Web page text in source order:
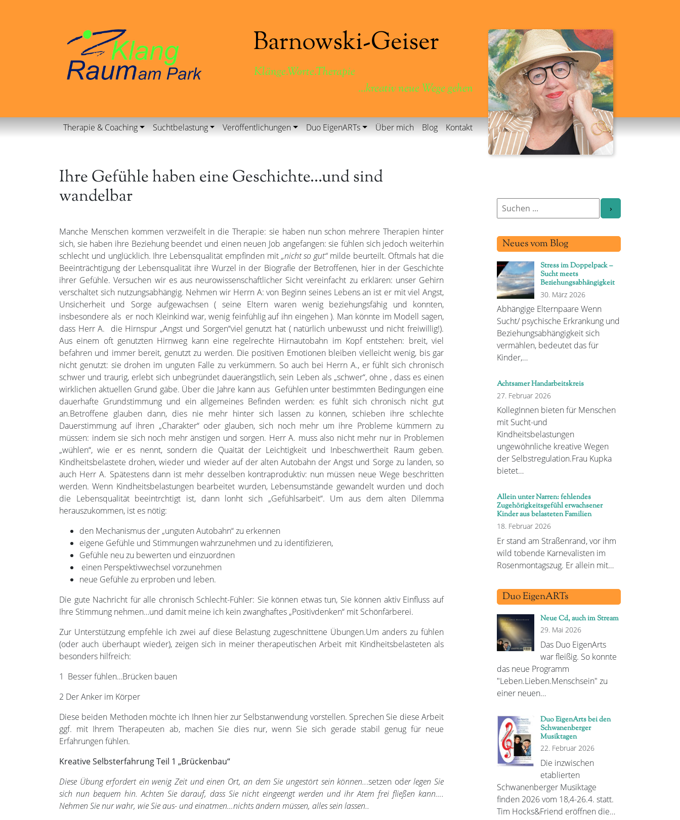
Klänge.Worte.Therapie
...kreativ neue Wege gehen
Therapie & Coaching Suchtbelastung Veröffentlichungen Duo EigenARTs Über mich Blog Kontakt
Ihre Gefühle haben eine Geschichte…und sind
wandelbar
Manche Menschen kommen verzweifelt in die Therapie: sie haben nun schon mehrere Therapien hinter
sich, sie haben ihre Beziehung beendet und einen neuen Job angefangen: sie fühlen sich jedoch weiterhin
schlecht und unglücklich. Ihre Lebensqualität empfinden mit „nicht so gut“milde beurteilt. Oftmals hat die
Beeinträchtigung der Lebensqualität ihre Wurzel in der Biografie der Betroffenen, hier in der Geschichte
ihrer Gefühle. Versuchen wir es aus neurowissenschaftlicher Sicht vereinfacht zu erklären: unser Gehirn
verschaltet sich nutzungsabhängig. Nehmen wir Herrn A: von Beginn seines Lebens an ist er mit viel Angst,
Unsicherheit und Sorge aufgewachsen ( seine Eltern waren wenig beziehungsfähig und konnten,
insbesondere als er noch Kleinkind war, wenig feinfühlig auf ihn eingehen ). Man könnte im Modell sagen,
dass Herr A. die Hirnspur „Angst und Sorgen“viel genutzt hat ( natürlich unbewusst und nicht freiwillig!).
Aus einem oft genutzten Hirnweg kann eine regelrechte Hirnautobahn im Kopf entstehen: breit, viel
befahren und immer bereit, genutzt zu werden. Die positiven Emotionen bleiben vielleicht wenig, bis gar
nicht genutzt: sie drohen im unguten Falle zu verkümmern. So auch bei Herrn A., er fühlt sich chronisch
schwer und traurig, erlebt sich unbegründet dauerängstlich, sein Leben als „schwer“, ohne , dass es einen
wirklichen aktuellen Grund gäbe. Über die Jahre kann aus Gefühlen unter bestimmten Bedingungen eine
dauerhafte Grundstimmung und ein allgemeines Befinden werden: es fühlt sich chronisch nicht gut
an.Betroffene glauben dann, dies nie mehr hinter sich lassen zu können, schieben ihre schlechte
Dauerstimmung auf ihren „Charakter“ oder glauben, sich noch mehr um ihre Probleme kümmern zu
müssen: indem sie sich noch mehr änstigen und sorgen. Herr A. muss also nicht mehr nur in Problemen
„wühlen“, wie er es nennt, sondern die Quaität der Leichtigkeit und Inbeschwertheit Raum geben.
Kindheitsbelastete drohen, wieder und wieder auf der alten Autobahn der Angst und Sorge zu landen, so
auch Herr A. Spätestens dann ist mehr desselben kontraproduktiv: nun müssen neue Wege beschritten
werden. Wenn Kindheitsbelastungen bearbeitet wurden, Lebensumstände gewandelt wurden und doch
die Lebensqualität beeintrchtigt ist, dann lonht sich „Gefühlsarbeit“. Um aus dem alten Dilemma
herauszukommen, ist es nötig:
den Mechanismus der „unguten Autobahn“ zu erkennen
eigene Gefühle und Stimmungen wahrzunehmen und zu identifizieren,
Gefühle neu zu bewerten und einzuordnen
einen Perspektivwechsel vorzunehmen
neue Gefühle zu erproben und leben.
Die gute Nachricht für alle chronisch Schlecht-Fühler: Sie können etwas tun, Sie können aktiv Einfluss auf
Ihre Stimmung nehmen…und damit meine ich kein zwanghaftes „Positivdenken“ mit Schönfärberei.
Zur Unterstützung empfehle ich zwei auf diese Belastung zugeschnittene Übungen.Um anders zu fühlen
(oder auch überhaupt wieder), zeigen sich in meiner therapeutischen Arbeit mit Kindheitsbelasteten als
besonders hilfreich:
1 Besser fühlen…Brücken bauen
2 Der Anker im Körper
Diese beiden Methoden möchte ich Ihnen hier zur Selbstanwendung vorstellen. Sprechen Sie diese Arbeit
ggf. mit Ihrem Therapeuten ab, machen Sie dies nur, wenn Sie sich gerade stabil genug für neue
Erfahrungen fühlen.
Kreative Selbsterfahrung Teil 1 „Brückenbau“
Diese Übung erfordert ein wenig Zeit und einen Ort, an dem Sie ungestört sein können...setzen oder legen Sie
sich nun bequem hin. Achten Sie darauf, dass Sie nicht eingeengt werden und ihr Atem frei fließen kann….
Nehmen Sie nur wahr, wie Sie aus- und einatmen…nichts ändern müssen, alles sein lassen..
Neues vom Blog
Stress im Doppelpack –
Sucht meets
Beziehungsabhängigkeit
30. März 2026
Abhängige Elternpaare Wenn
Sucht/ psychische Erkrankung und
Beziehungsabhängigkeit sich
vermählen, bedeutet das für
Kinder,…
Achtsamer Handarbeitskreis
27. Februar 2026
KollegInnen bieten für Menschen
mit Sucht-und
Kindheitsbelastungen
ungewöhnliche kreative Wegen
der Selbstregulation.Frau Kupka
bietet…
Allein unter Narren: fehlendes
Zugehörigkeitsgefühl erwachsener
Kinder aus belasteten Familien
18. Februar 2026
Er stand am Straßenrand, vor ihm
wild tobende Karnevalisten im
Rosenmontagszug. Er allein mit…
Duo EigenARTs
Neue Cd, auch im Stream
29. Mai 2026
Das Duo EigenArts
war fleißig. So konnte
das neue Programm
"Leben.Lieben.Menschsein" zu
einer neuen…
Duo EigenArts bei den
Schwanenberger
Musiktagen
22. Februar 2026
Die inzwischen
etablierten
Schwanenberger Musiktage
finden 2026 vom 18,4-26.4. statt.
Tim Hocks&Friend eröffnen die…